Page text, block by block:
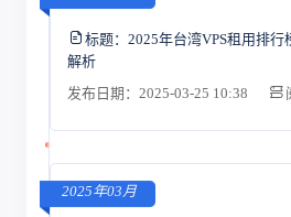
标题： 2025年台湾VPS租用排
解析
发布日期：2025-03-25 10:38
2025年03月